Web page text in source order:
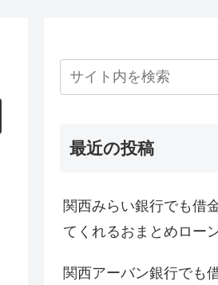
最近の投稿
関西みらい銀行でも借
てくれるおまとめロー
関西アーバン銀行でも